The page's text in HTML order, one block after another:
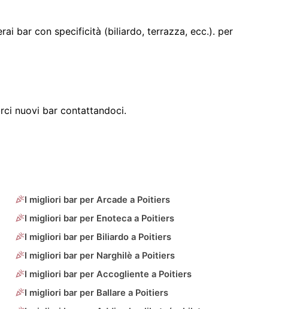
bar con specificità (biliardo, terrazza, ecc.). per
nuovi bar contattandoci.
I migliori bar per Arcade a Poitiers
I migliori bar per Enoteca a Poitiers
I migliori bar per Biliardo a Poitiers
I migliori bar per Narghilè a Poitiers
I migliori bar per Accogliente a Poitiers
I migliori bar per Ballare a Poitiers